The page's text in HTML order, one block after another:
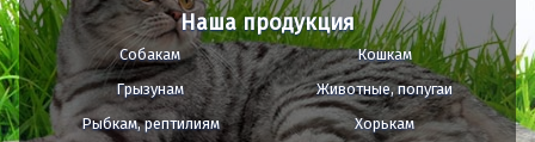
Наша продукция
Собакам
Кошкам
Грызунам
Животные, попугаи
Рыбкам, рептилиям
Хорькам